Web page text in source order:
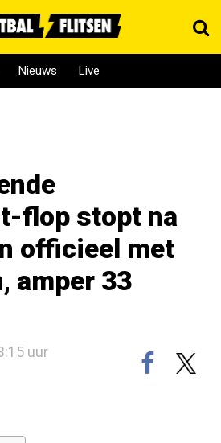
Nieuws Live
flop stopt na
officieel met
amper 33
uur